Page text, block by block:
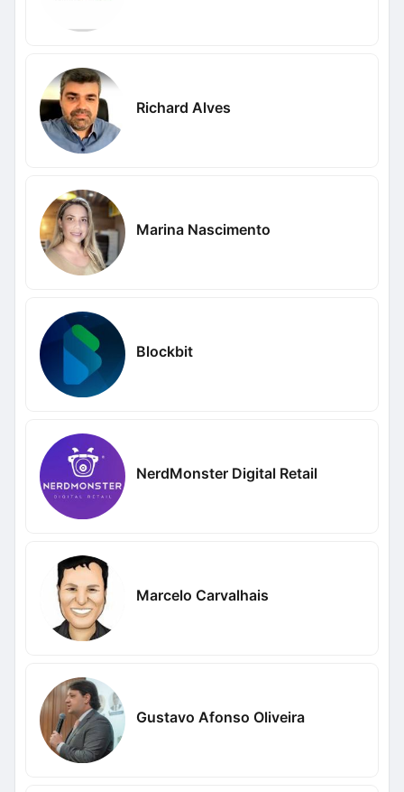
Richard Alves
Marina Nascimento
Blockbit
NerdMonster Digital Retail
Marcelo Carvalhais
Gustavo Afonso Oliveira